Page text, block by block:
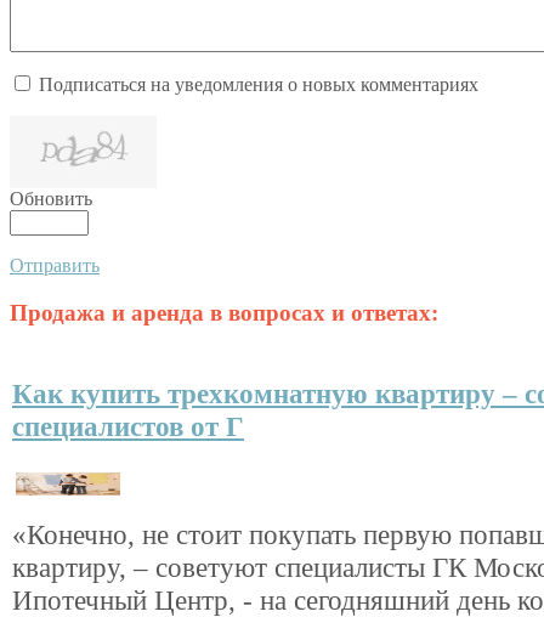
Подписаться на уведомления о новых комментариях
Обновить
Отправить
Продажа и аренда в вопросах и ответах:
Как купить трехкомнатную квартиру –
специалистов от Г
«Конечно, не стоит покупать первую
квартиру, – советуют специалисты ГК
Ипотечный Центр, - на сегодняшний день